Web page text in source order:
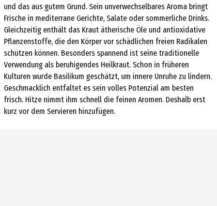
und das aus gutem Grund. Sein unverwechselbares Aroma bringt
Frische in mediterrane Gerichte, Salate oder sommerliche Drinks.
Gleichzeitig enthält das Kraut ätherische Öle und antioxidative
Pflanzenstoffe, die den Körper vor schädlichen freien Radikalen
schützen können. Besonders spannend ist seine traditionelle
Verwendung als beruhigendes Heilkraut. Schon in früheren
Kulturen wurde Basilikum geschätzt, um innere Unruhe zu lindern.
Geschmacklich entfaltet es sein volles Potenzial am besten
frisch. Hitze nimmt ihm schnell die feinen Aromen. Deshalb erst
kurz vor dem Servieren hinzufügen.